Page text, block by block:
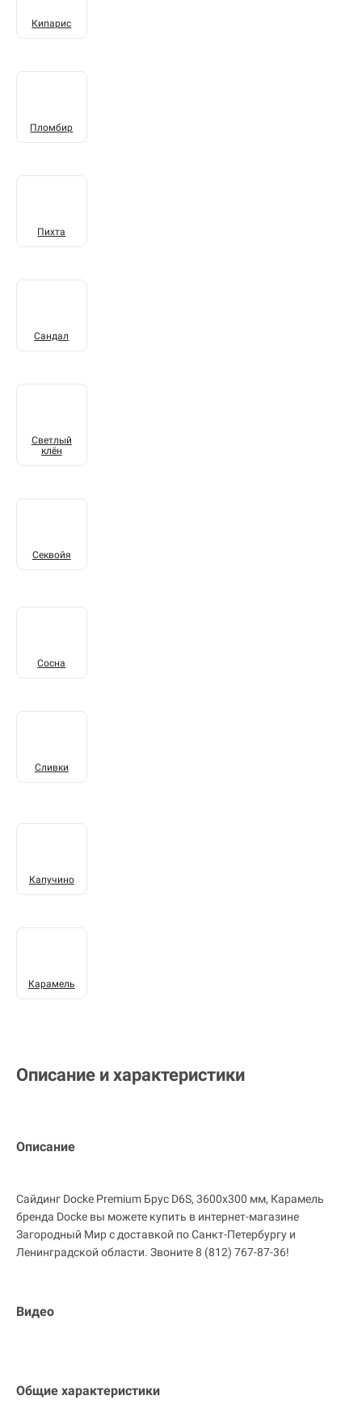
Кипарис
Пломбир
Пихта
Сандал
Светлый
клён
Секвойя
Сосна
Сливки
Капучино
Карамель
Описание и характеристики
Описание
Сайдинг Docke Premium Брус D6S, 3600х300 мм, Карамель
бренда Docke вы можете купить в интернет-магазине
Загородный Мир с доставкой по Санкт-Петербургу и
Ленинградской области. Звоните 8 (812) 767-87-36!
Видео
Общие характеристики